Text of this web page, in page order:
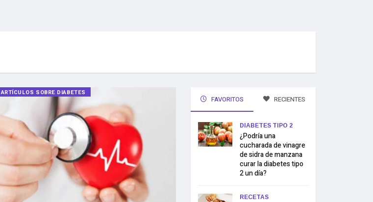
ARTÍCULOS SOBRE DIABETES
FAVORITOS RECIENTES
DIABETES TIPO 2
¿Podría una
cucharada de vinagre
de sidra de manzana
curar la diabetes tipo
2 un día?
RECETAS